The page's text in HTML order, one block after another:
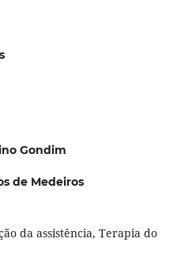
Gondim
de Medeiros
da assistência, Terapia do